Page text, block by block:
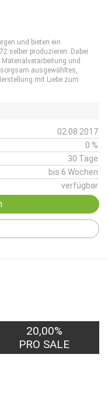
und bieten ein
selber produzieren. Dabei
und
sorgsam ausgewähltes,
mit Liebe zum
02.08.2017
0 %
30 Tage
bis 6 Wochen
verfügbar
20,00%
PRO SALE